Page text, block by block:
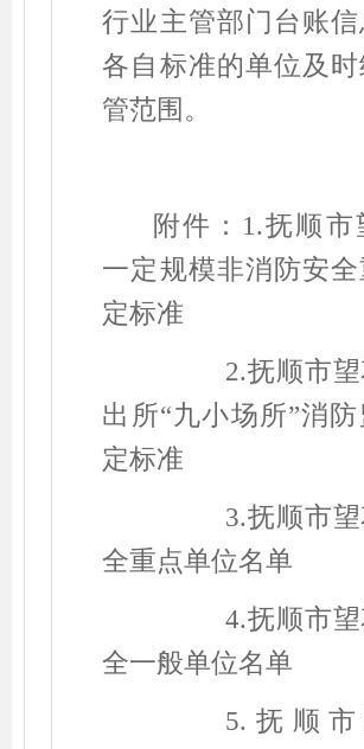
行业主管部门台账
各自标准的单位及
管范围。
附件： 1.抚顺市
一定规模非消防安
定标准
2.抚顺市
出所“九小场所”消
定标准
3.抚顺市
全重点单位名单
4.抚顺市
全一般单位名单
5. 抚顺